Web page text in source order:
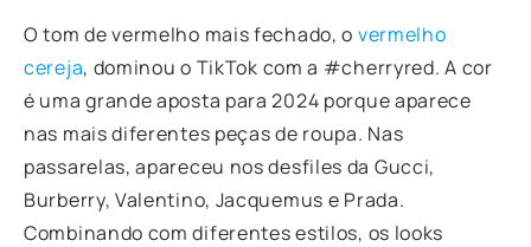
O tom de vermelho mais fechado, o vermelho
cereja, dominou o TikTok com a #cherryred. A cor
é uma grande aposta para 2024 porque aparece
nas mais diferentes peças de roupa. Nas
passarelas, apareceu nos desfiles da Gucci,
Burberry, Valentino, Jacquemus e Prada.
Combinando com diferentes estilos, os looks